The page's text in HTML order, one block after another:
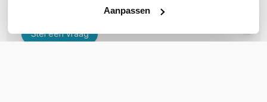
Aanpassen
Geen vragen gevonden
Stel een vraag